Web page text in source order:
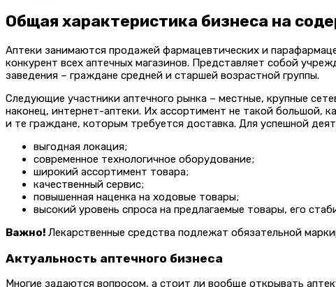
Общая характеристика бизнеса на
Аптеки занимаются продажей фармацевтических и
конкурент всех аптечных магазинов. Представляет собой
заведения – граждане средней и старшей возрастной группы.
Следующие участники аптечного рынка – местные, крупные
наконец, интернет-аптеки. Их ассортимент не такой большой,
и те граждане, которым требуется доставка. Для успешной
выгодная локация;
современное технологичное оборудование;
широкий ассортимент товара;
качественный сервис;
повышенная наценка на ходовые товары;
высокий уровень спроса на предлагаемые товары, его
Важно! Лекарственные средства подлежат обязательной
Актуальность аптечного бизнеса
Многие задаются вопросом, а стоит ли вообще открывать